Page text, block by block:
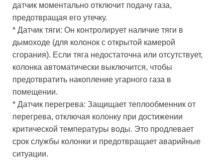
датчик моментально отключит подачу газа,
предотвращая его утечку.
* Датчик тяги: Он контролирует наличие тяги в
дымоходе (для колонок с открытой камерой
сгорания). Если тяга недостаточна или отсутствует,
колонка автоматически выключится, чтобы
предотвратить накопление угарного газа в
помещении.
* Датчик перегрева: Защищает теплообменник от
перегрева, отключая колонку при достижении
критической температуры воды. Это продлевает
срок службы колонки и предотвращает аварийные
ситуации.